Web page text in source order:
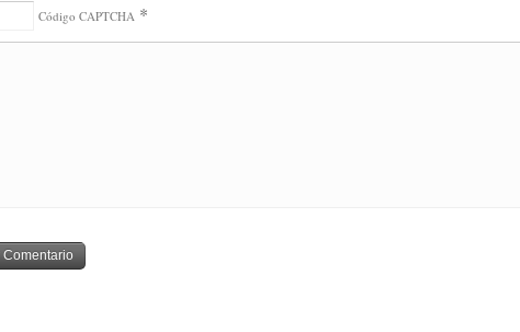
Código CAPTCHA *